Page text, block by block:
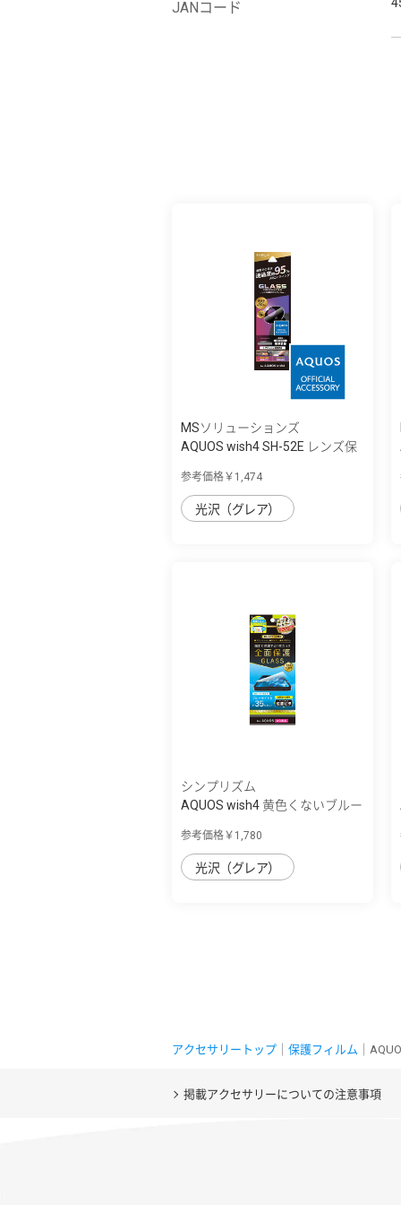
JANコード
MSソリューションズ
AQUOS wish4 SH-52E レンズ保
参考価格￥1,474
光沢（グレア）
シンプリズム
AQUOS wish4 黄色くないブルー
参考価格￥1,780
光沢（グレア）
アクセサリートップ 保護フィルム ｜
掲載アクセサリーについての注意事項